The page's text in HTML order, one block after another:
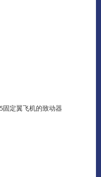
固定翼飞机的致动器